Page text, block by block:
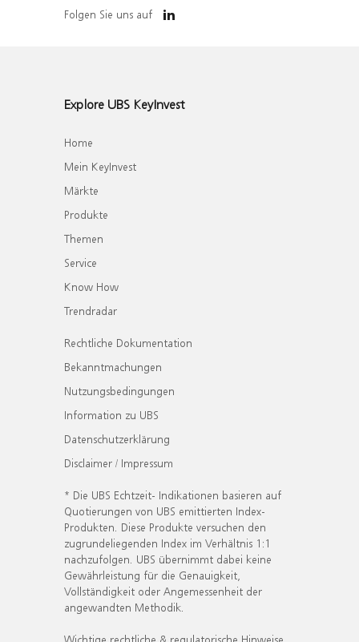
Folgen Sie uns auf
Explore UBS KeyInvest
Home
Mein KeyInvest
Märkte
Produkte
Themen
Service
Know How
Trendradar
Rechtliche Dokumentation
Bekanntmachungen
Nutzungsbedingungen
Information zu UBS
Datenschutzerklärung
Disclaimer / Impressum
* Die UBS Echtzeit- Indikationen basieren auf
Quotierungen von UBS emittierten Index-
Produkten. Diese Produkte versuchen den
zugrundeliegenden Index im Verhältnis 1:1
nachzufolgen. UBS übernimmt dabei keine
Gewährleistung für die Genauigkeit,
Vollständigkeit oder Angemessenheit der
angewandten Methodik.